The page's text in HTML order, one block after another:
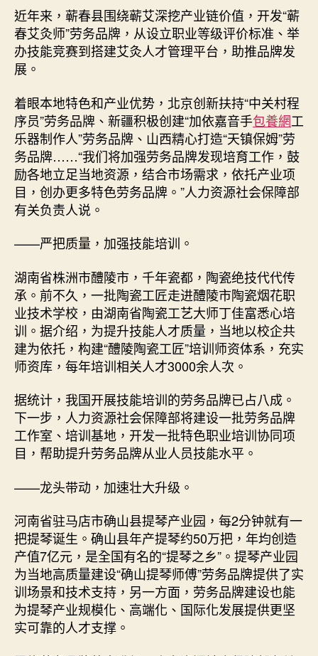
近年来，蕲春县围绕蕲艾深挖产业链价值，开发“蕲
春艾灸师”劳务品牌，从设立职业等级评价标准、举
办技能竞赛到搭建艾灸人才管理平台，助推品牌发
展。
着眼本地特色和产业优势，北京创新扶持“中关村程
序员”劳务品牌、新疆积极创建“加依嘉音手包養網工
乐器制作人”劳务品牌、山西精心打造“天镇保姆”劳
务品牌……“我们将加强劳务品牌发现培育工作，鼓
励各地立足当地资源，结合市场需求，依托产业项
目，创办更多特色劳务品牌。”人力资源社会保障部
有关负责人说。
——严把质量，加强技能培训。
湖南省株洲市醴陵市，千年瓷都，陶瓷绝技代代传
承。前不久，一批陶瓷工匠走进醴陵市陶瓷烟花职
业技术学校，由湖南省陶瓷工艺大师丁佳富悉心培
训。据介绍，为提升技能人才质量，当地以校企共
建为依托，构建“醴陵陶瓷工匠”培训师资体系，充实
师资库，每年培训相关人才3000余人次。
据统计，我国开展技能培训的劳务品牌已占八成。
下一步，人力资源社会保障部将建设一批劳务品牌
工作室、培训基地，开发一批特色职业培训协同项
目，帮助提升劳务品牌从业人员技能水平。
——龙头带动，加速壮大升级。
河南省驻马店市确山县提琴产业园，每2分钟就有一
把提琴诞生。确山县年产提琴约50万把，年均创造
产值7亿元，是全国有名的“提琴之乡”。提琴产业园
为当地高质量建设“确山提琴师傅”劳务品牌提供了实
训场景和技术支持，另一方面，劳务品牌建设也能
为提琴产业规模化、高端化、国际化发展提供更坚
实可靠的人才支撑。